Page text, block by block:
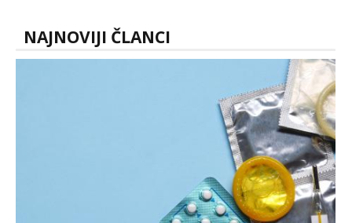
s kolegica...
NAJNOVIJI ČLANCI